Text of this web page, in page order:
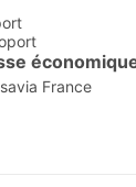
France